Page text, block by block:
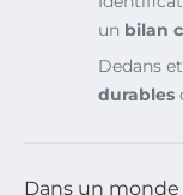
un bilan
Dedans
durables
Dans un monde